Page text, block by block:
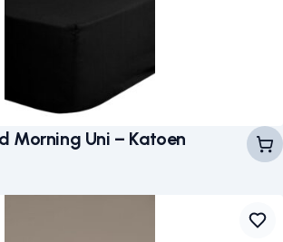
Morning Uni – Katoen